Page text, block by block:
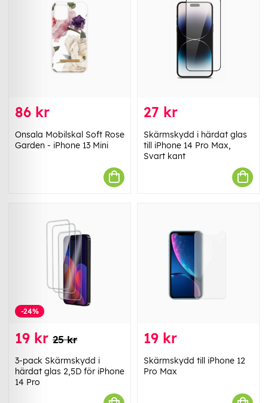
86 kr
Onsala Mobilskal Soft Rose
Garden - iPhone 13 Mini
27 kr
Skärmskydd i härdat glas
till iPhone 14 Pro Max,
Svart kant
-24%
19 kr 25 kr
3-pack Skärmskydd i
härdat glas 2,5D för iPhone
14 Pro
19 kr
Skärmskydd till iPhone 12
Pro Max